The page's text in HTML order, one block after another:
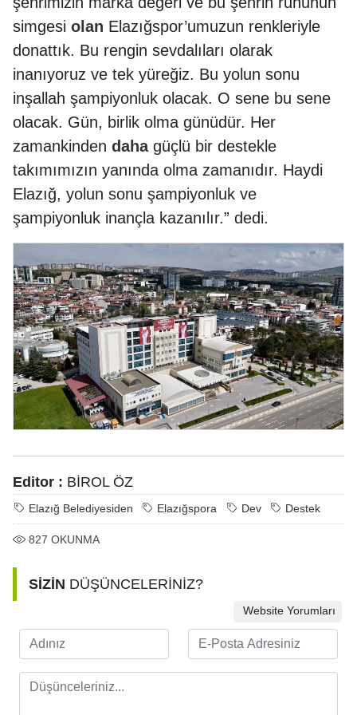
simgesi olan Elazığspor’umuzun renkleriyle
donattık. Bu rengin sevdalıları olarak
inanıyoruz ve tek yüreğiz. Bu yolun sonu
inşallah şampiyonluk olacak. O sene bu sene
olacak. Gün, birlik olma günüdür. Her
zamankinden dahagüçlü bir destekle
takımımızın yanında olma zamanıdır. Haydi
Elazığ, yolun sonu şampiyonluk ve
şampiyonluk inançla kazanılır.” dedi.
Editor : BİROL ÖZ
Elazığ Belediyesiden Elazığspora Dev Destek
827 OKUNMA
SİZİN DÜŞÜNCELERİNİZ?
Website Yorumları